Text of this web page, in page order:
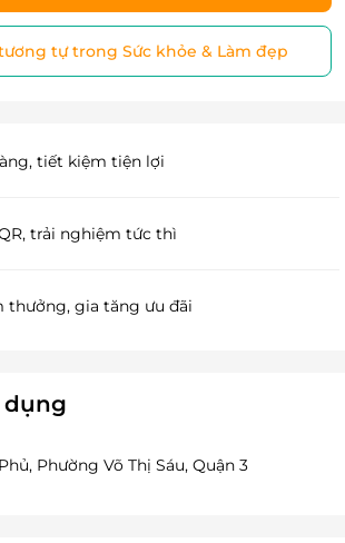
tự trong Sức khỏe & Làm đẹp
tiết kiệm tiện lợi
trải nghiệm tức thì
thưởng, gia tăng ưu đãi
Phường Võ Thị Sáu, Quận 3